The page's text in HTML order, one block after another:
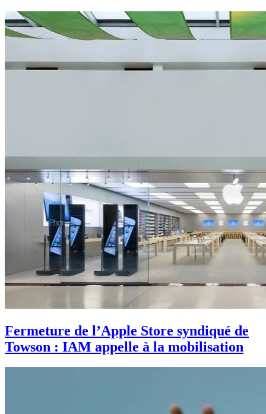
Fermeture de l’Apple Store syndiqué de
Towson : IAM appelle à la mobilisation